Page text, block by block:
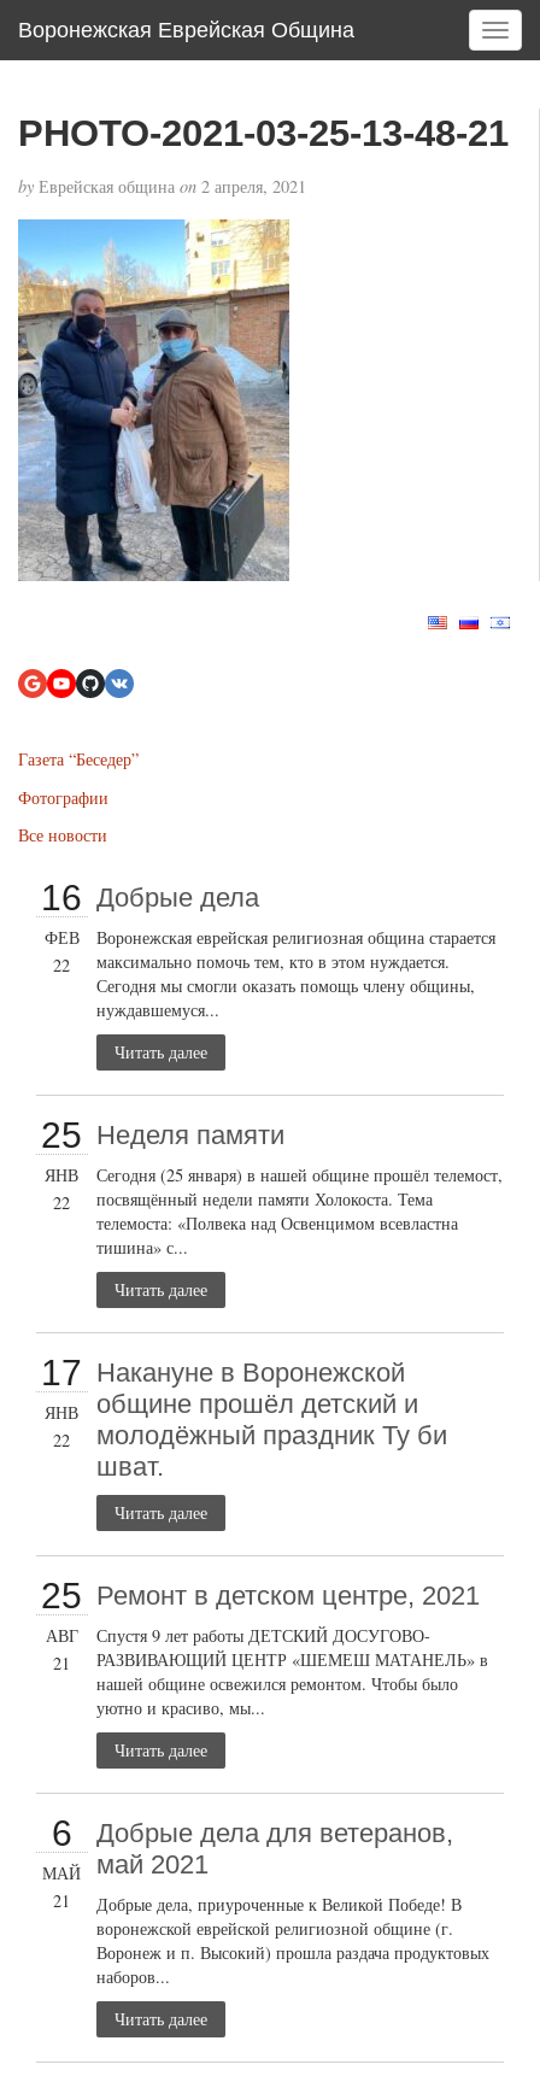
Воронежская Еврейская Община
T
o
l
PHOTO-2021-03-25-13-48-21
by Еврейская община on 2 апреля, 2021
Газета “Беседер”
Фотографии
Все новости
16
ФЕВ
22
Добрые дела
Воронежская еврейская религиозная община старается
максимально помочь тем, кто в этом нуждается.
Сегодня мы смогли оказать помощь члену общины,
нуждавшемуся...
Читать далее
25
ЯНВ
22
Неделя памяти
Сегодня (25 января) в нашей общине прошёл телемост,
посвящённый недели памяти Холокоста. Тема
телемоста: «Полвека над Освенцимом всевластна
тишина» с...
Читать далее
17
ЯНВ
22
Накануне в Воронежской
общине прошёл детский и
молодёжный праздник Ту би
шват.
Читать далее
25
АВГ
21
Ремонт в детском центре, 2021
Спустя 9 лет работы ДЕТСКИЙ ДОСУГОВО-
РАЗВИВАЮЩИЙ ЦЕНТР «ШЕМЕШ МАТАНЕЛЬ» в
нашей общине освежился ремонтом. Чтобы было
уютно и красиво, мы...
Читать далее
6
МАЙ
21
Добрые дела для ветеранов,
май 2021
Добрые дела, приуроченные к Великой Победе! В
воронежской еврейской религиозной общине (г.
Воронеж и п. Высокий) прошла раздача продуктовых
наборов...
Читать далее